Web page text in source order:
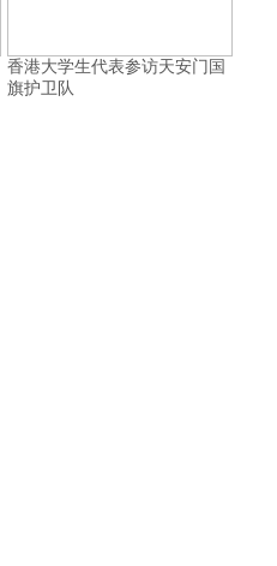
香港大学生代表参访天安门国
旗护卫队